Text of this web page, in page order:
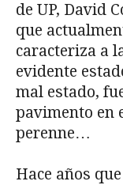
de UP, David
que
caracteriza a
evidente
mal estado,
pavimento en
perenne…
Hace años